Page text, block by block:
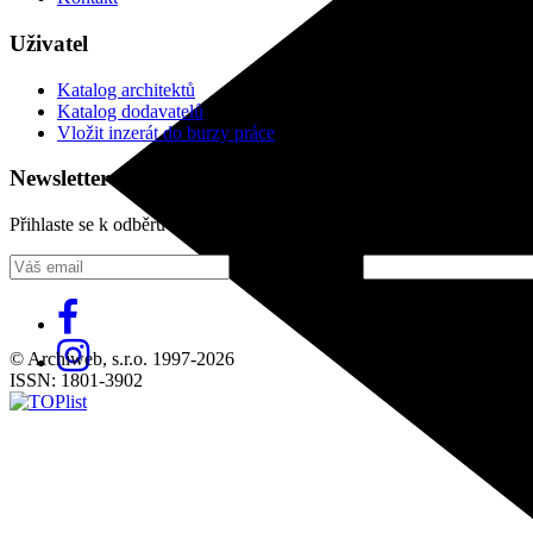
Uživatel
Katalog architektů
Katalog dodavatelů
Vložit inzerát do burzy práce
Newsletter
Přihlaste se k odběru našeho pravidelného týdenního newsletteru:
© Archiweb, s.r.o. 1997-2026
ISSN: 1801-3902